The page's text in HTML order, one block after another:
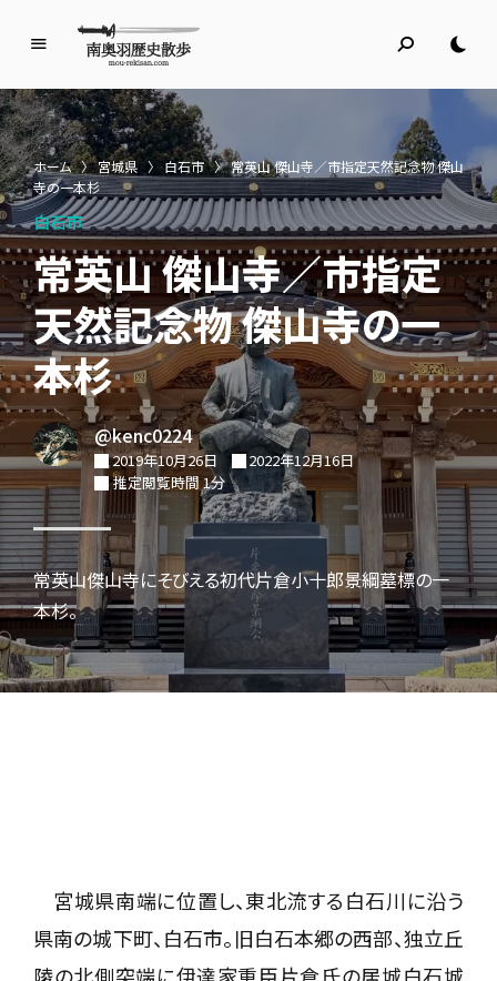
奥
羽
歴
史
散
歩
名所旧跡と館めぐり
ホーム 〉 宮城県 〉 白石市 〉 常英山 傑山寺／市指定天然記念物 傑山
寺の一本杉
白石市
常英山 傑山寺／市指定
天然記念物 傑山寺の一
本杉
@kenc0224
2019年10月26日
2022年12月16日
推定閲覧時間 1分
常英山傑山寺にそびえる初代片倉小十郎景綱墓標の一
本杉。
宮城県南端に位置し、東北流する白石川に沿う
県南の城下町、白石市。旧白石本郷の西部、独立丘